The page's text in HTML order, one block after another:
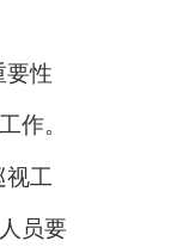
要性
作。
工
员要